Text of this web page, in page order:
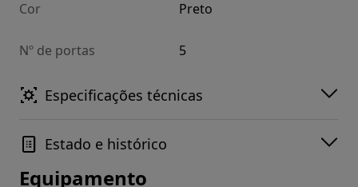
Cor Preto
Nº de portas 5
Especificações técnicas
Estado e histórico
Equipamento